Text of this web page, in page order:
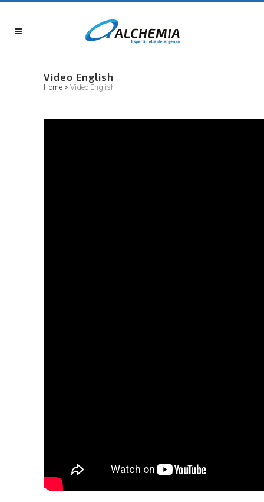
Video English
Home > Video English